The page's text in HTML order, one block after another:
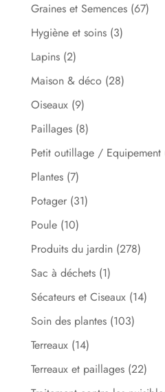
Graines et Semences (67)
Hygiène et soins (3)
Lapins (2)
Maison & déco (28)
Oiseaux (9)
Paillages (8)
Petit outillage / Equipement
Plantes (7)
Potager (31)
Poule (10)
Produits du jardin (278)
Sac à déchets (1)
Sécateurs et Ciseaux (14)
Soin des plantes (103)
Terreaux (14)
Terreaux et paillages (22)